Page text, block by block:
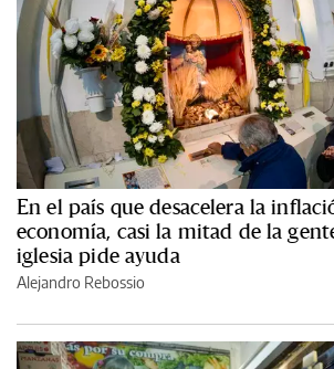
En el país que desacelera la
economía, casi la mitad de la
iglesia pide ayuda
Alejandro Rebossio